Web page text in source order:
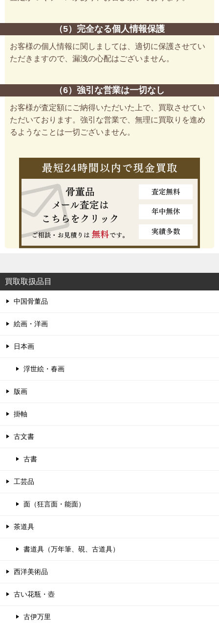
（5）完全なる個人情報保護
お客様の個人情報に関しましては、適切に保護させてい
ただきますので、漏洩の心配はございません。
（6）強引な営業は一切なし
お客様が査定額にご納得いただいた上で、買取させてい
ただいております。強引な営業で、無理に買取りを進め
るようなことは一切ございません。
買取取扱品目
中国骨董品
絵画・洋画
日本画
浮世絵・春画
版画
掛軸
古文書
古書
工芸品
面（狂言面・能面）
茶道具
書道具（万年筆、硯、古道具）
西洋美術品
古い花瓶・壺
古伊万里